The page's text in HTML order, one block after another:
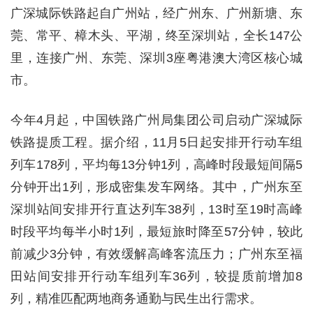
广深城际铁路起自广州站，经广州东、广州新塘、东
莞、常平、樟木头、平湖，终至深圳站，全长147公
里，连接广州、东莞、深圳3座粤港澳大湾区核心城
市。
今年4月起，中国铁路广州局集团公司启动广深城际
铁路提质工程。据介绍，11月5日起安排开行动车组
列车178列，平均每13分钟1列，高峰时段最短间隔5
分钟开出1列，形成密集发车网络。其中，广州东至
深圳站间安排开行直达列车38列，13时至19时高峰
时段平均每半小时1列，最短旅时降至57分钟，较此
前减少3分钟，有效缓解高峰客流压力；广州东至福
田站间安排开行动车组列车36列，较提质前增加8
列，精准匹配两地商务通勤与民生出行需求。